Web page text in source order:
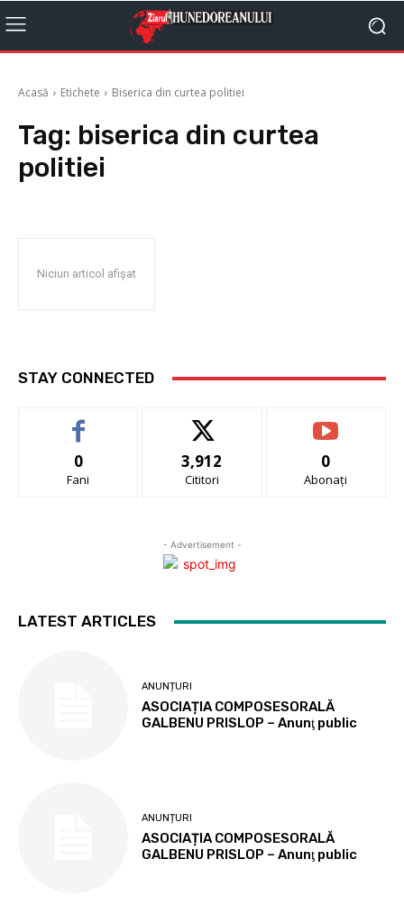
Acasă Etichete Biserica din curtea politiei
Tag: biserica din curtea
politiei
Niciun articol afișat
STAY CONNECTED
0
Fani
3,912
Cititori
0
Abonați
- Advertisement -
LATEST ARTICLES
ANUNȚURI
ASOCIAȚIA COMPOSESORALĂ
GALBENU PRISLOP – Anunţ public
ANUNȚURI
ASOCIAȚIA COMPOSESORALĂ
GALBENU PRISLOP – Anunţ public